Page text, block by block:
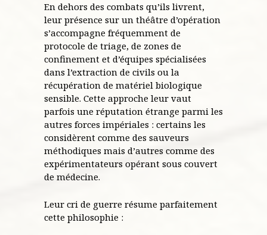
En dehors des combats qu’ils livrent,
leur présence sur un théâtre d’opération
s’accompagne fréquemment de
protocole de triage, de zones de
confinement et d’équipes spécialisées
dans l’extraction de civils ou la
récupération de matériel biologique
sensible. Cette approche leur vaut
parfois une réputation étrange parmi les
autres forces impériales : certains les
considèrent comme des sauveurs
méthodiques mais d’autres comme des
expérimentateurs opérant sous couvert
de médecine.
Leur cri de guerre résume parfaitement
cette philosophie :